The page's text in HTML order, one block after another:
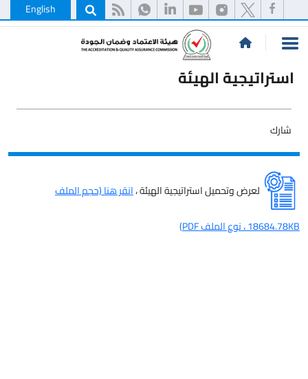
English
استراتيجية الهيئة
شارك
لعرض وتحميل استراتيجية الهيئة ،انقر هنا (حجم الملف
18684.78KB ، نوع الملف PDF)